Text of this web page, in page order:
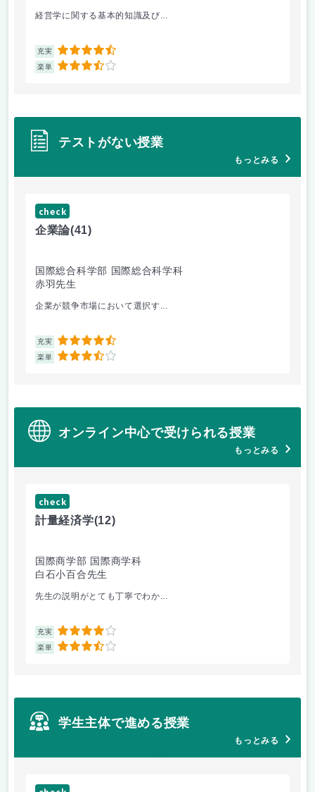
経営学に関する基本的知識及び...
充実 4.5
楽単 3.5
テストがない授業
もっとみる
check
企業論(41)
国際総合科学部 国際総合科学科
赤羽先生
企業が競争市場において選択す...
充実 4.5
楽単 3.5
オンライン中心で受けられる授業
もっとみる
check
計量経済学(12)
国際商学部 国際商学科
白石小百合先生
先生の説明がとても丁寧でわか...
充実 4
楽単 3.5
学生主体で進める授業
もっとみる